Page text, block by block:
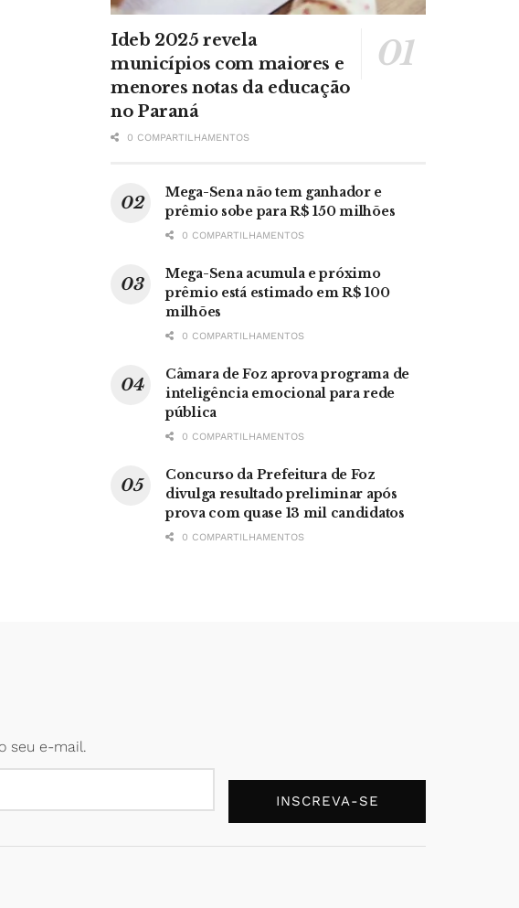
Ideb 2025 revela
municípios com maiores e
menores notas da educação
no Paraná
0 COMPARTILHAMENTOS
Mega-Sena não tem ganhador e
prêmio sobe para R$ 150 milhões
0 COMPARTILHAMENTOS
Mega-Sena acumula e próximo
prêmio está estimado em R$ 100
milhões
0 COMPARTILHAMENTOS
Câmara de Foz aprova programa de
inteligência emocional para rede
pública
0 COMPARTILHAMENTOS
Concurso da Prefeitura de Foz
divulga resultado preliminar após
prova com quase 13 mil candidatos
0 COMPARTILHAMENTOS
seu e-mail.
INSCREVA-SE